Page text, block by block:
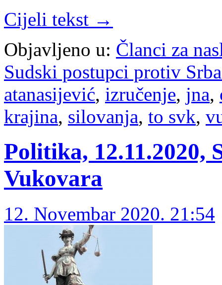
Cijeli tekst →
Objavljeno u: Članci za
Sudski postupci protiv
atanasijević, izručenje, jna,
krajina, silovanja, to svk,
Politika, 12.11.2020,
Vukovara
12. Novembar 2020. 21:54